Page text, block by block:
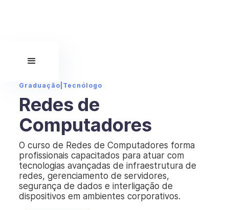
Graduação Tecnólogo
Redes de
Computadores
O curso de Redes de Computadores forma
profissionais capacitados para atuar com
tecnologias avançadas de infraestrutura de
redes, gerenciamento de servidores,
segurança de dados e interligação de
dispositivos em ambientes corporativos.